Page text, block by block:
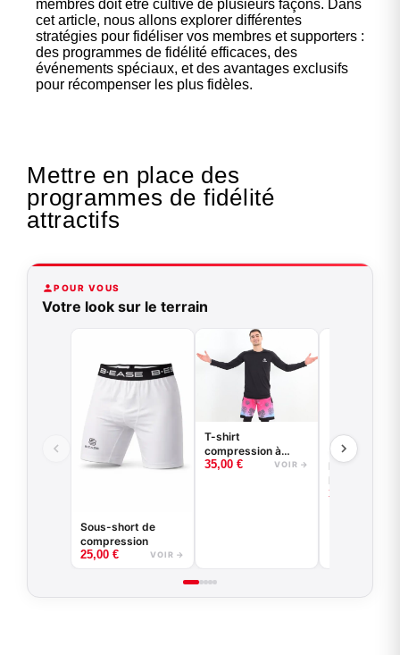
membres doit être cultivé de plusieurs façons. Dans
cet article, nous allons explorer différentes
stratégies pour fidéliser vos membres et supporters :
des programmes de fidélité efficaces, des
événements spéciaux, et des avantages exclusifs
pour récompenser les plus fidèles.
Mettre en place des
programmes de fidélité
attractifs
POUR VOUS
Votre look sur le terrain
Sous-short de
compression
25,00 € VOIR →
T-shirt
compression à
manches longues
35,00 € VOIR →
Kit
Maillot
short
35,00